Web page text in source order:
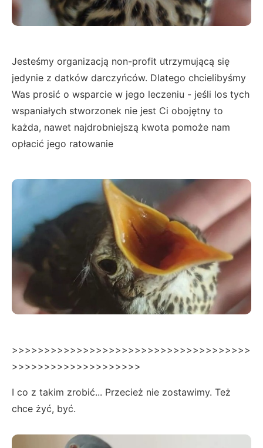
Jesteśmy organizacją non-profit utrzymującą się
jedynie z datków darczyńców. Dlatego chcielibyśmy
Was prosić o wsparcie w jego leczeniu - jeśli los tych
wspaniałych stworzonek nie jest Ci obojętny to
każda, nawet najdrobniejszą kwota pomoże nam
opłacić jego ratowanie
>>>>>>>>>>>>>>>>>>>>>>>>>>>>>>>>>>>>>
>>>>>>>>>>>>>>>>>>>>
I co z takim zrobić... Przecież nie zostawimy. Też
chce żyć, być.